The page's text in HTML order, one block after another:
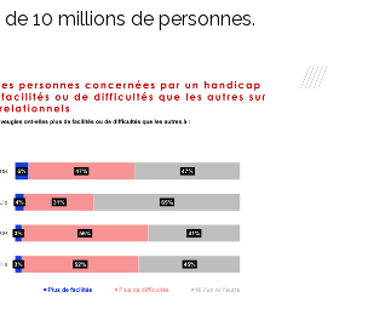
10 millions de personnes.